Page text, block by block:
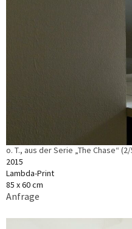
o. T., aus der Serie „The Chase“ (2/
2015
Lambda-Print
85 x 60 cm
Anfrage